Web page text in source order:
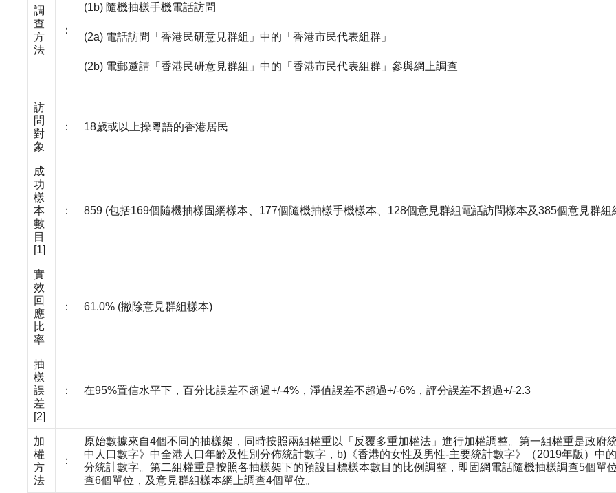
調
查
方
法
：
(1b) 隨機抽樣手機電話訪問
(2a) 電話訪問「香港民研意見群組」中的「香港市民代表組群」
(2b) 電郵邀請「香港民研意見群組」中的「香港市民代表組群」參與網上調查
訪
問
對
象
： 18歲或以上操粵語的香港居民
成
功
樣
本
數
目
[1]
： 859 (包括169個隨機抽樣固網樣本、177個隨機抽樣手機樣本、128個意見群組電話訪問樣本及385個意見群組
實
效
回
應
比
率
： 61.0% (撇除意見群組樣本)
抽
樣
誤
差
[2]
： 在95%置信水平下，百分比誤差不超過+/-4%，淨值誤差不超過+/-6%，評分誤差不超過+/-2.3
加
權
方
法
：
原始數據來自4個不同的抽樣架，同時按照兩組權重以「反覆多重加權法」進行加權調整。第一組權重是政府
中人口數字》中全港人口年齡及性別分佈統計數字，b)《香港的女性及男性-主要統計數字》（2019年版）中
分統計數字。第二組權重是按照各抽樣架下的預設目標樣本數目的比例調整，即固網電話隨機抽樣調查5個單
查6個單位，及意見群組樣本網上調查4個單位。